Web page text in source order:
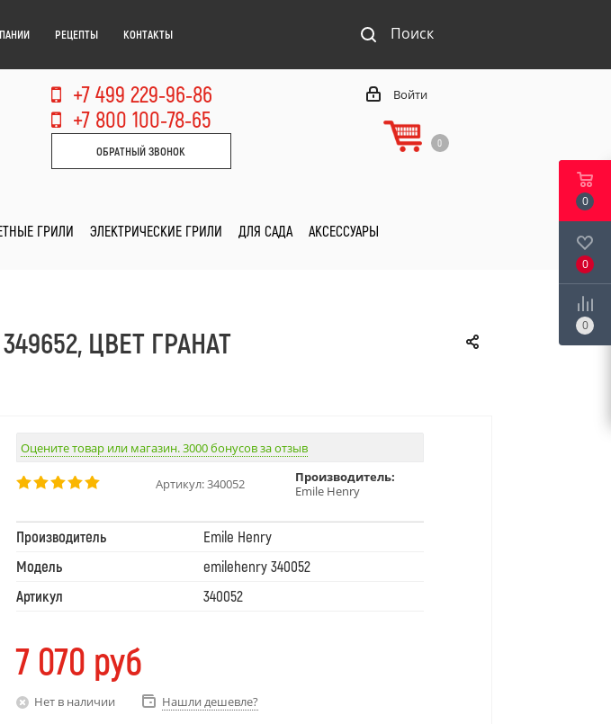
РЕЦЕПТЫ КОНТАКТЫ Поиск
+7 499 229-96-86
+7 800 100-78-65
ОБРАТНЫЙ ЗВОНОК
Войти
0
ГРИЛИ ЭЛЕКТРИЧЕСКИЕ ГРИЛИ ДЛЯ САДА АКСЕССУАРЫ
ЦВЕТ ГРАНАТ
Оцените товар или магазин. 3000 бонусов за отзыв
Артикул:340052
Производитель:
Emile Henry
Производитель
Emile Henry
Модель
emilehenry 340052
Артикул
340052
7 070 руб
Нет в наличии Нашли дешевле?
0
0
0